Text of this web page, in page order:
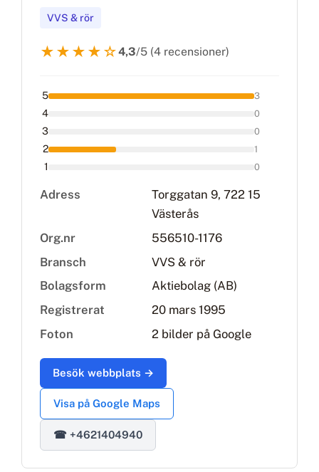
VVS & rör
★★★★☆4,3/5 (4 recensioner)
5 3
4 0
3 0
2 1
1 0
Adress
Torggatan 9, 722 15
Västerås
Org.nr
556510-1176
Bransch
VVS & rör
Bolagsform
Aktiebolag (AB)
Registrerat
20 mars 1995
Foton
2 bilder på Google
Besök webbplats →
Visa på Google Maps
☎ +4621404940